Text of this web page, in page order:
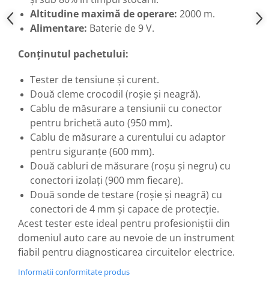
Altitudine maximă de operare: 2000 m.
Alimentare: Baterie de 9 V.
Conținutul pachetului:
Tester de tensiune și curent.
Două cleme crocodil (roșie și neagră).
Cablu de măsurare a tensiunii cu conector
pentru brichetă auto (950 mm).
Cablu de măsurare a curentului cu adaptor
pentru siguranțe (600 mm).
Două cabluri de măsurare (roșu și negru) cu
conectori izolați (900 mm fiecare).
Două sonde de testare (roșie și neagră) cu
conectori de 4 mm și capace de protecție.
Acest tester este ideal pentru profesioniștii din
domeniul auto care au nevoie de un instrument
fiabil pentru diagnosticarea circuitelor electrice.
Informatii conformitate produs